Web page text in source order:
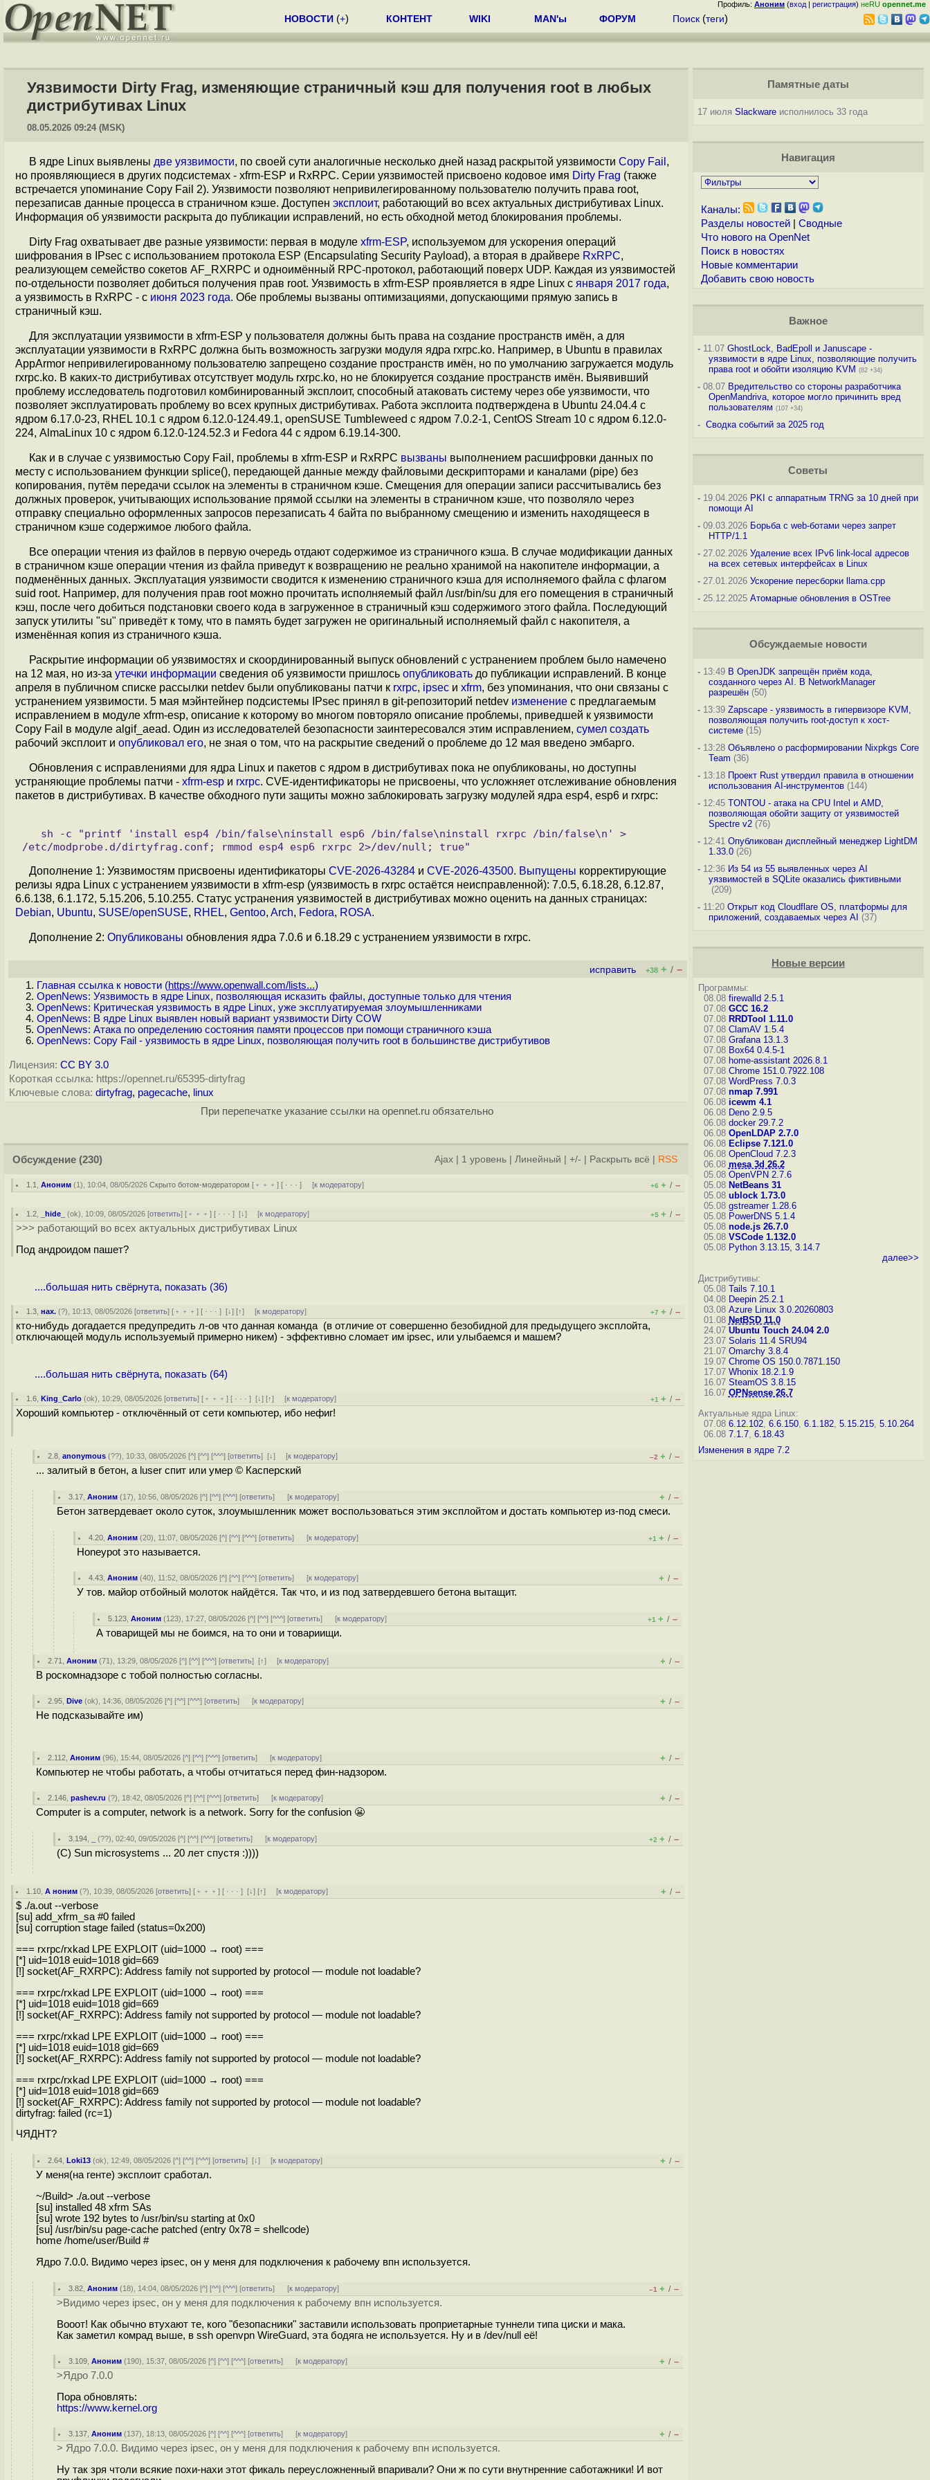
Профиль: Аноним (вход | регистрация) неRU opennet.me
НОВОСТИ (+) КОНТЕНТ WIKI MAN'ы ФОРУМ Поиск (теги)
Уязвимости Dirty Frag, изменяющие страничный кэш для получения root в любых
дистрибутивах Linux
08.05.2026 09:24 (MSK)
В ядре Linux выявлены две уязвимости, по своей сути аналогичные несколько дней назад раскрытой уязвимости Copy Fail ,
но проявляющиеся в других подсистемах - xfrm-ESP и RxRPC. Серии уязвимостей присвоено кодовое имя Dirty Frag (также
встречается упоминание Copy Fail 2). Уязвимости позволяют непривилегированному пользователю получить права root,
перезаписав данные процесса в страничном кэше. Доступен эксплоит, работающий во всех актуальных дистрибутивах Linux.
Информация об уязвимости раскрыта до публикации исправлений, но есть обходной метод блокирования проблемы.
Dirty Frag охватывает две разные уязвимости: первая в модуле xfrm-ESP, используемом для ускорения операций
шифрования в IPsec с использованием протокола ESP (Encapsulating Security Payload), а вторая в драйвере RxRPC,
реализующем семейство сокетов AF_RXRPC и одноимённый RPC-протокол, работающий поверх UDP. Каждая из уязвимостей
по-отдельности позволяет добиться получения прав root. Уязвимость в xfrm-ESP проявляется в ядре Linux с января 2017 года,
а уязвимость в RxRPC - с июня 2023 года. Обе проблемы вызваны оптимизациями, допускающими прямую запись в
страничный кэш.
Для эксплуатации уязвимости в xfrm-ESP у пользователя должны быть права на создание пространств имён, а для
эксплуатации уязвимости в RxRPC должна быть возможность загрузки модуля ядра rxrpc.ko. Например, в Ubuntu в правилах
AppArmor непривилегированному пользователю запрещено создание пространств имён, но по умолчанию загружается модуль
rxrpc.ko. В каких-то дистрибутивах отсутствует модуль rxrpc.ko, но не блокируется создание пространств имён. Выявивший
проблему исследователь подготовил комбинированный эксплоит, способный атаковать систему через обе уязвимости, что
позволяет эксплуатировать проблему во всех крупных дистрибутивах. Работа эксплоита подтверждена в Ubuntu 24.04.4 с
ядром 6.17.0-23, RHEL 10.1 с ядром 6.12.0-124.49.1, openSUSE Tumbleweed с ядром 7.0.2-1, CentOS Stream 10 c ядром 6.12.0-
224, AlmaLinux 10 с ядром 6.12.0-124.52.3 и Fedora 44 с ядром 6.19.14-300.
Как и в случае с уязвимостью Copy Fail, проблемы в xfrm-ESP и RxRPC вызваны выполнением расшифровки данных по
месту c использованием функции splice(), передающей данные между файловыми дескрипторами и каналами (pipe) без
копирования, путём передачи ссылок на элементы в страничном кэше. Смещения для операции записи рассчитывались без
должных проверок, учитывающих использование прямой ссылки на элементы в страничном кэше, что позволяло через
отправку специально оформленных запросов перезаписать 4 байта по выбранному смещению и изменить находящееся в
страничном кэше содержимое любого файла.
Все операции чтения из файлов в первую очередь отдают содержимое из страничного кэша. В случае модификации данных
в страничном кэше операции чтения из файла приведут к возвращению не реально хранимой на накопителе информации, а
подменённых данных. Эксплуатация уязвимости сводится к изменению страничного кэша для исполняемого файла с флагом
suid root. Например, для получения прав root можно прочитать исполняемый файл /usr/bin/su для его помещения в страничный
кэш, после чего добиться подстановки своего кода в загруженное в страничный кэш содержимого этого файла. Последующий
запуск утилиты "su" приведёт к тому, что в память будет загружен не оригинальный исполняемый файл с накопителя, а
изменённая копия из страничного кэша.
Раскрытие информации об уязвимостях и скоординированный выпуск обновлений с устранением проблем было намечено
на 12 мая, но из-за утечки информации сведения об уязвимости пришлось опубликовать до публикации исправлений. В конце
апреля в публичном списке рассылки netdev были опубликованы патчи к rxrpc, ipsec и xfrm, без упоминания, что они связаны с
устранением уязвимости. 5 мая мэйнтейнер подсистемы IPsec принял в git-репозиторий netdev изменение c предлагаемым
исправлением в модуле xfrm-esp, описание к которому во многом повторяло описание проблемы, приведшей к уязвимости
Copy Fail в модуле algif_aead. Один из исследователей безопасности заинтересовался этим исправлением, сумел создать
рабочий эксплоит и опубликовал его, не зная о том, что на раскрытие сведений о проблеме до 12 мая введено эмбарго.
Обновления с исправлениями для ядра Linux и пакетов с ядром в дистрибутивах пока не опубликованы, но доступны
устраняющие проблемы патчи - xfrm-esp и rxrpc. CVE-идентификаторы не присвоены, что усложняет отслеживание обновления
пакетов в дистрибутивах. В качестве обходного пути защиты можно заблокировать загрузку модулей ядра esp4, esp6 и rxrpc:
Дополнение 1: Уязвимостям присвоены идентификаторы CVE-2026-43284 и CVE-2026-43500. Выпущены корректирующие
релизы ядра Linux с устранением уязвимости в xfrm-esp (уязвимость в rxrpc остаётся неисправленной): 7.0.5, 6.18.28, 6.12.87,
6.6.138, 6.1.172, 5.15.206, 5.10.255. Статус устранения уязвимостей в дистрибутивах можно оценить на данных страницах:
Debian, Ubuntu, SUSE/openSUSE, RHEL, Gentoo, Arch, Fedora, ROSA.
Дополнение 2: Опубликованы обновления ядра 7.0.6 и 6.18.29 с устранением уязвимости в rxrpc.
исправить +38 + / –
Главная ссылка к новости (https://www.openwall.com/lists...)
OpenNews: Уязвимость в ядре Linux, позволяющая исказить файлы, доступные только для чтения
OpenNews: Критическая уязвимость в ядре Linux, уже эксплуатируемая злоумышленниками
OpenNews: В ядре Linux выявлен новый вариант уязвимости Dirty COW
OpenNews: Атака по определению состояния памяти процессов при помощи страничного кэша
OpenNews: Copy Fail - уязвимость в ядре Linux, позволяющая получить root в большинстве дистрибутивов
Лицензия: CC BY 3.0
Короткая ссылка: https://opennet.ru/65395-dirtyfrag
Ключевые слова: dirtyfrag, pagecache, linux
При перепечатке указание ссылки на opennet.ru обязательно
Обсуждение (230) Ajax 1 уровень Линейный +/- Раскрыть всё RSS
1.1 ,Аноним (1), 10:04, 08/05/2026Скрыто ботом-модератором [ ﹢﹢﹢] [ · · ·] [к модератору] +6 + / –
1.2 _hide_ (ok), 10:09, 08/05/2026 [ответить] [ ﹢﹢﹢] [ · · ·][↓] [к модератору] +5 + / –
>>> работающий во всех актуальных дистрибутивах Linux
Под андроидом пашет?
....большая нить свёрнута, показать (36)
1.3 ,нах. (?), 10:13, 08/05/2026 [ответить] [ ﹢﹢﹢] [ · · ·][↓] [↑] [к модератору] +7 + / –
кто-нибудь догадается предупредить л-ов что данная команда (в отличие от совершенно безобидной для предыдущего эксплойта,
отключающей модуль используемый примерно никем) - эффективно сломает им ipsec, или улыбаемся и машем?
....большая нить свёрнута, показать (64)
1.6 ,King_Carlo (ok), 10:29, 08/05/2026 [ответить] [ ﹢﹢﹢] [ · · ·][↓] [↑] [к модератору] +1 + / –
Хороший компьютер - отключённый от сети компьютер, ибо нефиг!
2.8 ,anonymous (??), 10:33, 08/05/2026 [^] [^^] [^^^] [ответить][↓] [к модератору] –2 + / –
... залитый в бетон, а luser спит или умер © Касперский
3.17 ,Аноним (17), 10:56, 08/05/2026 [^] [^^] [^^^] [ответить] [к модератору] + / –
Бетон затвердевает около суток, злоумышленник может воспользоваться этим эксплойтом и достать компьютер из-под смеси.
4.20 ,Аноним (20), 11:07, 08/05/2026 [^] [^^] [^^^] [ответить] [к модератору] +1 + / –
Honeypot это называется.
4.43 ,Аноним (40), 11:52, 08/05/2026 [^] [^^] [^^^] [ответить] [к модератору] + / –
У тов. майор отбойный молоток найдётся. Так что, и из под затвердевшего бетона вытащит.
5.123 ,Аноним (123), 17:27, 08/05/2026 [^] [^^] [^^^] [ответить] [к модератору] +1 + / –
А товарищей мы не боимся, на то они и товариищи.
2.71 ,Аноним (71), 13:29, 08/05/2026 [^] [^^] [^^^] [ответить][↑] [к модератору] + / –
В роскомнадзоре с тобой полностью согласны.
2.95 ,Dive (ok), 14:36, 08/05/2026 [^] [^^] [^^^] [ответить] [к модератору] + / –
Не подсказывайте им)
2.112 ,Аноним (96), 15:44, 08/05/2026 [^] [^^] [^^^] [ответить] [к модератору] + / –
Компьютер не чтобы работать, а чтобы отчитаться перед фин-надзором.
2.146 ,pashev.ru (?), 18:42, 08/05/2026 [^] [^^] [^^^] [ответить] [к модератору] + / –
Computer is a computer, network is a network. Sorry for the confusion 😬
3.194 (??), 02:40, 09/05/2026 [^] [^^] [^^^] [ответить] [к модератору] +2 + / –
(С) Sun microsystems ... 20 лет спустя :))))
1.10 ,А ноним (?), 10:39, 08/05/2026 [ответить] [ ﹢﹢﹢] [ · · ·][↓] [↑] [к модератору] + / –
$ ./a.out --verbose
[su] add_xfrm_sa #0 failed
[su] corruption stage failed (status=0x200)
=== rxrpc/rxkad LPE EXPLOIT (uid=1000 → root) ===
[*] uid=1018 euid=1018 gid=669
[!] socket(AF_RXRPC): Address family not supported by protocol — module not loadable?
=== rxrpc/rxkad LPE EXPLOIT (uid=1000 → root) ===
[*] uid=1018 euid=1018 gid=669
[!] socket(AF_RXRPC): Address family not supported by protocol — module not loadable?
=== rxrpc/rxkad LPE EXPLOIT (uid=1000 → root) ===
[*] uid=1018 euid=1018 gid=669
[!] socket(AF_RXRPC): Address family not supported by protocol — module not loadable?
=== rxrpc/rxkad LPE EXPLOIT (uid=1000 → root) ===
[*] uid=1018 euid=1018 gid=669
[!] socket(AF_RXRPC): Address family not supported by protocol — module not loadable?
dirtyfrag: failed (rc=1)
ЧЯДНТ?
2.64 ,Loki13 (ok), 12:49, 08/05/2026 [^] [^^] [^^^] [ответить][↓] [к модератору] + / –
У меня(на генте) эксплоит сработал.
~/Build> ./a.out --verbose
[su] installed 48 xfrm SAs
[su] wrote 192 bytes to /usr/bin/su starting at 0x0
[su] /usr/bin/su page-cache patched (entry 0x78 = shellcode)
home /home/user/Build #
Ядро 7.0.0. Видимо через ipsec, он у меня для подключения к рабочему впн используется.
3.82 ,Аноним (18), 14:04, 08/05/2026 [^] [^^] [^^^] [ответить] [к модератору] –1 + / –
>Видимо через ipsec, он у меня для подключения к рабочему впн используется.
Вооот! Как обычно втухают те, кого "безопасники" заставили использовать проприетарные туннели типа циски и мака.
Как заметил комрад выше, в ssh openvpn WireGuard, эта бодяга не используется. Ну и в /dev/null её!
3.109 ,Аноним (190), 15:37, 08/05/2026 [^] [^^] [^^^] [ответить] [к модератору] + / –
>Ядро 7.0.0
Пора обновлять:
https://www.kernel.org
3.137 ,Аноним (137), 18:13, 08/05/2026 [^] [^^] [^^^] [ответить] [к модератору] + / –
> Ядро 7.0.0. Видимо через ipsec, он у меня для подключения к рабочему впн используется.
Ну так зря чтоли всякие похи-нахи этот фикаль переусложненный впаривали? Они ж по сути внутнренние саботажники! И вот
Памятные даты
17 июля Slackwareисполнилось 33 года
Навигация
Каналы:
Разделы новостей| Сводные
Что нового на OpenNet
Поиск в новостях
Новые комментарии
Добавить свою новость
Важное
-11.07 GhostLock, BadEpoll и Januscape -
уязвимости в ядре Linux, позволяющие получить
права root и обойти изоляцию KVM (82 +34)
-08.07 Вредительство со стороны разработчика
OpenMandriva, которое могло причинить вред
пользователям (107 +34)
- Сводка событий за 2025 год
Советы
-19.04.2026 PKI с аппаратным TRNG за 10 дней при
помощи AI
-09.03.2026 Борьба с web-ботами через запрет
HTTP/1.1
-27.02.2026 Удаление всех IPv6 link-local адресов
на всех сетевых интерфейсах в Linux
-27.01.2026 Ускорение пересборки llama.cpp
-25.12.2025 Атомарные обновления в OSTree
Обсуждаемые новости
-13:49 В OpenJDK запрещён приём кода,
созданного через AI. В NetworkManager
разрешён(50)
-13:39 Zapscape - уязвимость в гипервизоре KVM,
позволяющая получить root-доступ к хост-
системе(15)
-13:28 Объявлено о расформировании Nixpkgs Core
Team (36)
-13:18 Проект Rust утвердил правила в отношении
использования AI-инструментов(144)
-12:45 TONTOU - атака на CPU Intel и AMD,
позволяющая обойти защиту от уязвимостей
Spectre v2(76)
-12:41 Опубликован дисплейный менеджер LightDM
1.33.0(26)
-12:36 Из 54 из 55 выявленных через AI
уязвимостей в SQLite оказались фиктивными
(209)
-11:20 Открыт код Cloudflare OS, платформы для
приложений, создаваемых через AI (37)
Новые версии
Программы:
08.08 firewalld 2.5.1
07.08 GCC 16.2
07.08 RRDTool 1.11.0
07.08 ClamAV 1.5.4
07.08 Grafana 13.1.3
07.08 Box64 0.4.5-1
07.08 home-assistant 2026.8.1
07.08 Chrome 151.0.7922.108
07.08 WordPress 7.0.3
07.08 nmap 7.991
06.08 icewm 4.1
06.08 Deno 2.9.5
06.08 docker 29.7.2
06.08 OpenLDAP 2.7.0
06.08 Eclipse 7.121.0
06.08 OpenCloud 7.2.3
06.08 mesa 3d 26.2
05.08 OpenVPN 2.7.6
05.08 NetBeans 31
05.08 ublock 1.73.0
05.08 gstreamer 1.28.6
05.08 PowerDNS 5.1.4
05.08 node.js 26.7.0
05.08 VSCode 1.132.0
05.08 Python 3.13.15, 3.14.7
далее>>
Дистрибутивы:
05.08 Tails 7.10.1
04.08 Deepin 25.2.1
03.08 Azure Linux 3.0.20260803
01.08 NetBSD 11.0
24.07 Ubuntu Touch 24.04 2.0
23.07 Solaris 11.4 SRU94
21.07 Omarchy 3.8.4
19.07 Chrome OS 150.0.7871.150
17.07 Whonix 18.2.1.9
16.07 SteamOS 3.8.15
16.07 OPNsense 26.7
Актуальные ядра Linux:
07.08 6.12.102, 6.6.150, 6.1.182, 5.15.215, 5.10.264
06.08 7.1.7, 6.18.43
Изменения в ядре 7.2